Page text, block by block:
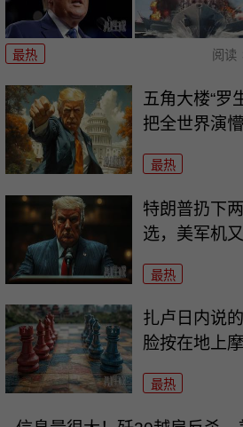
最热 阅读
五角大楼“罗
把全世界演懵
最热
特朗普扔下
选，美军机
最热
扎卢日内说
脸按在地上
最热